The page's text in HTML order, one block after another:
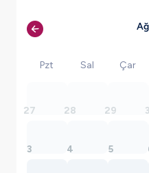
Pzt Sal Çar
27 28 29
3 4 5